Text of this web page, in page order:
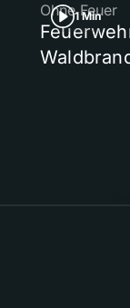
1 Min
Ohne Feuer